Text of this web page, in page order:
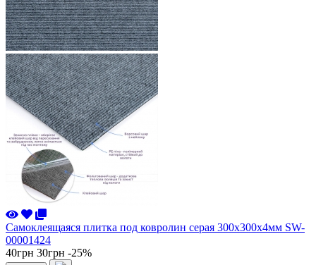
Самоклеящаяся плитка под ковролин серая 300х300х4мм SW-
00001424
40грн 30грн -25%